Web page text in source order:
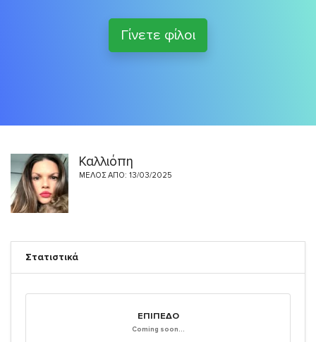
Γίνετε φίλοι
Καλλιόπη
ΜΈΛΟΣ ΑΠΌ: 13/03/2025
Στατιστικά
ΕΠΊΠΕΔΟ
Coming soon...